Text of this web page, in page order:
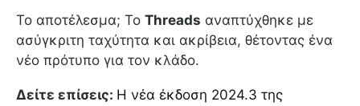
Το αποτέλεσμα; Το Threads αναπτύχθηκε με
ασύγκριτη ταχύτητα και ακρίβεια, θέτοντας ένα
νέο πρότυπο για τον κλάδο.
Δείτε επίσεις: Η νέα έκδοση 2024.3 της